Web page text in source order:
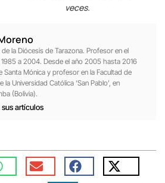
veces.
la Diócesis de Tarazona. Profesor en el
1985 a 2004. Desde el año 2005 hasta 2016
Santa Mónica y profesor en la Facultad de
la Universidad Católica ‘San Pablo’, en
(Bolivia).
sus artículos